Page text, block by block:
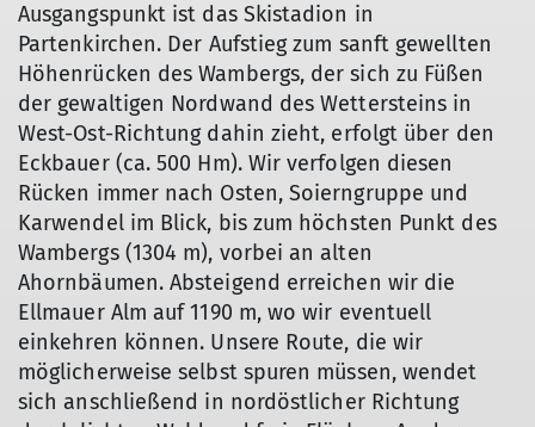
Ausgangspunkt ist das Skistadion in
Partenkirchen. Der Aufstieg zum sanft gewellten
Höhenrücken des Wambergs, der sich zu Füßen
der gewaltigen Nordwand des Wettersteins in
West-Ost-Richtung dahin zieht, erfolgt über den
Eckbauer (ca. 500 Hm). Wir verfolgen diesen
Rücken immer nach Osten, Soierngruppe und
Karwendel im Blick, bis zum höchsten Punkt des
Wambergs (1304 m), vorbei an alten
Ahornbäumen. Absteigend erreichen wir die
Ellmauer Alm auf 1190 m, wo wir eventuell
einkehren können. Unsere Route, die wir
möglicherweise selbst spuren müssen, wendet
sich anschließend in nordöstlicher Richtung